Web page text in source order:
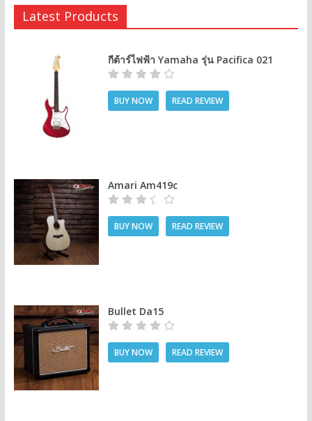
Latest Products
กีต้าร์ไฟฟ้า Yamaha รุ่น Pacifica 021
BUY NOW READ REVIEW
Amari Am419c
BUY NOW READ REVIEW
Bullet Da15
BUY NOW READ REVIEW